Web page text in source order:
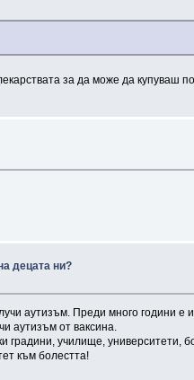
за да може да купуваш
децата ни?
аутизъм. Преди много години
аутизъм от ваксина.
градини, училище,
към болестта!